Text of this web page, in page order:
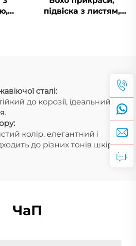
підвіска з листям,
сталі:
до корозії, ідеальний для
колір, елегантний і
до різних тонів шкіри.
ЧаП